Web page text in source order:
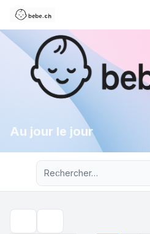
Au jour le jour
Recherche avancée